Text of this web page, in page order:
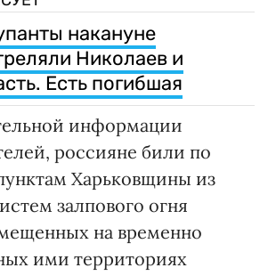
накануне
Николаев и
Есть погибшая
информации
россияне били по
Харьковщины из
залпового огня
на временно
ими территориях